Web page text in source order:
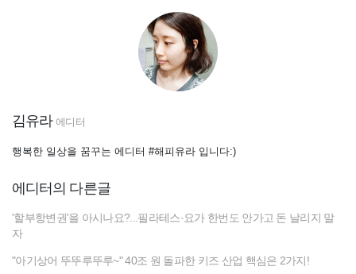
김유라 에디터
행복한 일상을 꿈꾸는 에디터 #해피유라 입니다:)
에디터의 다른글
'할부항변권'을 아시나요?...필라테스·요가 한번도 안가고 돈 날리지 말
자
"아기상어 뚜뚜루뚜루~" 40조 원 돌파한 키즈 산업 핵심은 2가지!